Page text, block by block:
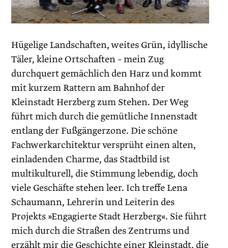
Hügelige Landschaften, weites Grün, idyllische
Täler, kleine Ortschaften – mein Zug
durchquert gemächlich den Harz und kommt
mit kurzem Rattern am Bahnhof der
Kleinstadt Herzberg zum Stehen. Der Weg
führt mich durch die gemütliche Innenstadt
entlang der Fußgängerzone. Die schöne
Fachwerkarchitek­tur versprüht einen alten,
einladenden Charme, das Stadtbild ist
multikulturell, die Stimmung lebendig, doch
viele Geschäfte stehen leer. Ich treffe Lena
Schaumann, Lehrerin und Leiterin des
Projekts »Engagierte Stadt Herzberg«. Sie führt
mich durch die Straßen des Zentrums und
erzählt mir die Geschichte einer Kleinstadt, die